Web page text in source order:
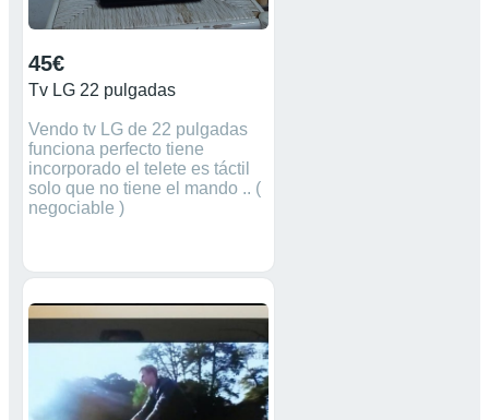
45€
Tv LG 22 pulgadas
Vendo tv LG de 22 pulgadas
funciona perfecto tiene
incorporado el telete es táctil
solo que no tiene el mando .. (
negociable )